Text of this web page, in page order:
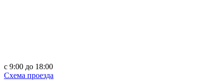
c 9:00 до 18:00
Схема проезда